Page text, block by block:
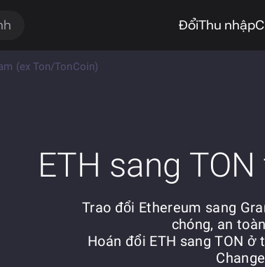
ĐổiThu nhập
(ex Ton/TonCoin)
ETH sang
Trao đổi Ethereum sang
chóng, an
Hoán đổi ETH sang TON